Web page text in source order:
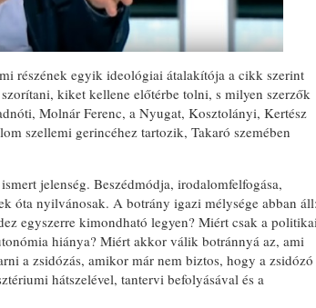
részének egyik ideológiai átalakítója a cikk szerint
kiket kellene előtérbe tolni, s milyen szerzők
Molnár Ferenc, a Nyugat, Kosztolányi, Kertész
szellemi gerincéhez tartozik, Takaró szemében
jelenség. Beszédmódja, irodalomfelfogása,
óta nyilvánosak. A botrány igazi mélysége abban
egyszerre kimondható legyen? Miért csak a
hiánya? Miért akkor válik botránnyá az, ami
a zsidózás, amikor már nem biztos, hogy a zsidózó
hátszelével, tantervi befolyásával és a